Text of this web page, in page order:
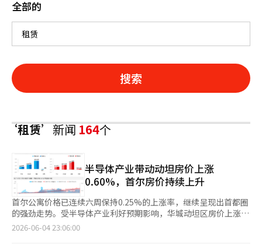
全部的
搜索
‘租赁’新闻164个
半导体产业带动动坦房价上涨
0.60%，首尔房价持续上升
首尔公寓价格已连续六周保持0.25%的上涨率，继续呈现出首都圈
的强劲走势。受半导体产业利好预期影响，华城动坦区房价上涨
0.60%，创下全国最高涨幅，而地方市场则保持平稳。 根据韩国房
2026-06-04 23:06:00